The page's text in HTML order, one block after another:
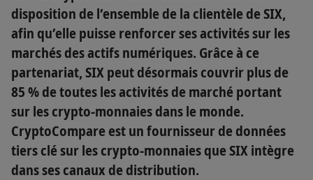
disposition de l’ensemble de la clientèle de SIX,
afin qu’elle puisse renforcer ses activités sur les
marchés des actifs numériques. Grâce à ce
partenariat, SIX peut désormais couvrir plus de
85 % de toutes les activités de marché portant
sur les crypto-monnaies dans le monde.
CryptoCompare est un fournisseur de données
tiers clé sur les crypto-monnaies que SIX intègre
dans ses canaux de distribution.